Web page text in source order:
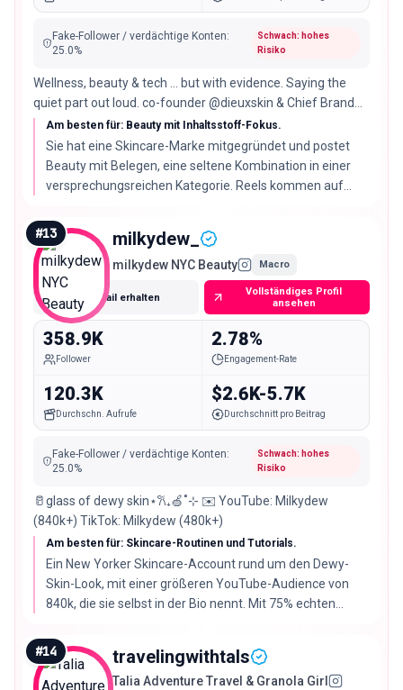
Fake-Follower / verdächtige Konten:
25.0%
Schwach: hohes
Risiko
Wellness, beauty & tech … but with evidence. Saying the
quiet part out loud. co-founder @dieuxskin & Chief Brand
Officer
Am besten für: Beauty mit Inhaltsstoff-Fokus.
Sie hat eine Skincare-Marke mitgegründet und postet
Beauty mit Belegen, eine seltene Kombination in einer
versprechungsreichen Kategorie. Reels kommen auf
Rate liegt bei 3.58%.
#13 milkydew_
milkydew NYC Beauty Macro
E-Mail erhalten
Vollständiges Profil
ansehen
358.9K
Follower
2.78%
Engagement-Rate
120.3K
Durchschn. Aufrufe
$2.6K-5.7K
Durchschnitt pro Beitrag
Fake-Follower / verdächtige Konten:
25.0%
Schwach: hohes
Risiko
🥛glass of dewy skin⋆𐙚₊🍏˚⊹ ✉️ YouTube: Milkydew
(840k+) TikTok: Milkydew (480k+)
Am besten für: Skincare-Routinen und Tutorials.
Ein New Yorker Skincare-Account rund um den Dewy-
Skin-Look, mit einer größeren YouTube-Audience von
840k, die sie selbst in der Bio nennt. Mit 75% echten
bezahlter Ausspielung also prüfen.
#14 travelingwithtals
Talia Adventure Travel & Granola Girl